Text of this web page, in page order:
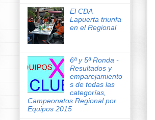
El CDA
Lapuerta triunfa
en el Regional
6ª y 5ª Ronda -
Resultados y
emparejamiento
s de todas las
categorías,
Campeonatos Regional por
Equipos 2015